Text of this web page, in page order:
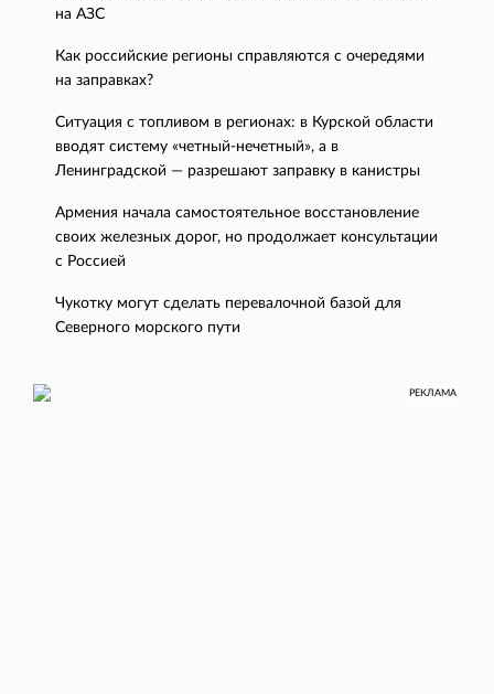
на АЗС
Как российские регионы справляются с очередями
на заправках?
Ситуация с топливом в регионах: в Курской области
вводят систему «четный-нечетный», а в
Ленинградской — разрешают заправку в канистры
Армения начала самостоятельное восстановление
своих железных дорог, но продолжает консультации
с Россией
Чукотку могут сделать перевалочной базой для
Северного морского пути
РЕКЛАМА